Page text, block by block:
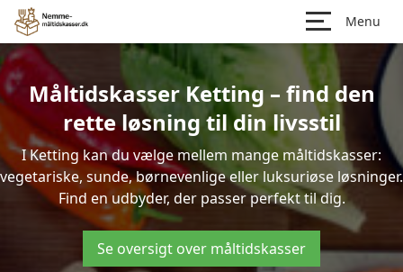
Menu
Måltidskasser Ketting – find den
rette løsning til din livsstil
I Ketting kan du vælge mellem mange måltidskasser:
vegetariske, sunde, børnevenlige eller luksuriøse løsninger.
Find en udbyder, der passer perfekt til dig.
Se oversigt over måltidskasser